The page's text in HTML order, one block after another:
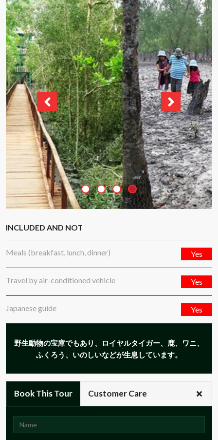
INCLUDED AND NOT
Meals (breakfast, lunch, dinner) Yes
Travel by air-conditioned vehicle Yes
Japanese guide Yes
野生動物の宝庫でもあり、ロイヤルタイガー、鹿、ワニ、
ふくろう、いのしいなどが生息しています。
Book This Tour Customer Care